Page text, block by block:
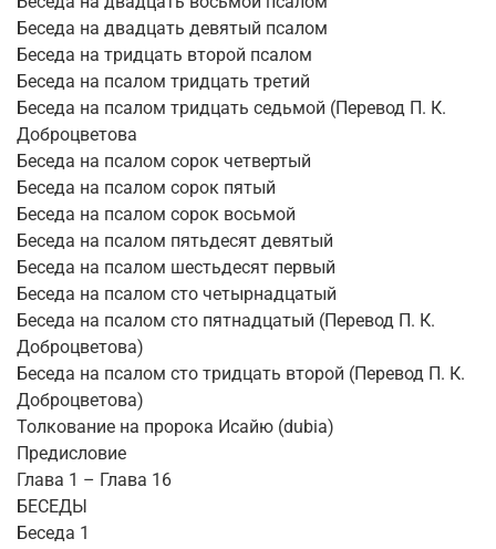
Беседа на двадцать девятый псалом
Беседа на тридцать второй псалом
Беседа на псалом тридцать третий
Беседа на псалом тридцать седьмой (Перевод П. К.
Доброцветова
Беседа на псалом сорок четвертый
Беседа на псалом сорок пятый
Беседа на псалом сорок восьмой
Беседа на псалом пятьдесят девятый
Беседа на псалом шестьдесят первый
Беседа на псалом сто четырнадцатый
Беседа на псалом сто пятнадцатый (Перевод П. К.
Доброцветова)
Беседа на псалом сто тридцать второй (Перевод П. К.
Доброцветова)
Толкование на пророка Исайю (dubia)
Предисловие
Глава 1 – Глава 16
БЕСЕДЫ
Беседа 1